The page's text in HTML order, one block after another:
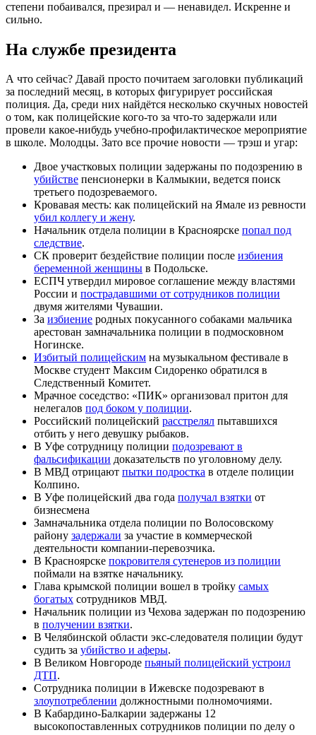
степени побаивался, презирал и — ненавидел. Искренне и
сильно.
На службе президента
А что сейчас? Давай просто почитаем заголовки публикаций
за последний месяц, в которых фигурирует российская
полиция. Да, среди них найдётся несколько скучных новостей
о том, как полицейские кого-то за что-то задержали или
провели какое-нибудь учебно-профилактическое мероприятие
в школе. Молодцы. Зато все прочие новости — трэш и угар:
Двое участковых полиции задержаны по подозрению в
убийстве пенсионерки в Калмыкии, ведется поиск
третьего подозреваемого.
Кровавая месть: как полицейский на Ямале из ревности
убил коллегу и жену.
Начальник отдела полиции в Красноярске попал под
следствие.
СК проверит бездействие полиции после избиения
беременной женщины в Подольске.
ЕСПЧ утвердил мировое соглашение между властями
России и пострадавшими от сотрудников полиции
двумя жителями Чувашии.
За избиение родных покусанного собаками мальчика
арестован замначальника полиции в подмосковном
Ногинске.
Избитый полицейским на музыкальном фестивале в
Москве студент Максим Сидоренко обратился в
Следственный Комитет.
Мрачное соседство: «ПИК» организовал притон для
нелегалов под боком у полиции.
Российский полицейский расстрелял пытавшихся
отбить у него девушку рыбаков.
В Уфе сотрудницу полиции подозревают в
фальсификации доказательств по уголовному делу.
В МВД отрицают пытки подростка в отделе полиции
Колпино.
В Уфе полицейский два года получал взятки от
бизнесмена
Замначальника отдела полиции по Волосовскому
району задержали за участие в коммерческой
деятельности компании-перевозчика.
В Красноярске покровителя сутенеров из полиции
поймали на взятке начальнику.
Глава крымской полиции вошел в тройку самых
богатых сотрудников МВД.
Начальник полиции из Чехова задержан по подозрению
в получении взятки.
В Челябинской области экс-следователя полиции будут
судить за убийство и аферы.
В Великом Новгороде пьяный полицейский устроил
ДТП.
Сотрудника полиции в Ижевске подозревают в
злоупотреблении должностными полномочиями.
В Кабардино-Балкарии задержаны 12
высокопоставленных сотрудников полиции по делу о